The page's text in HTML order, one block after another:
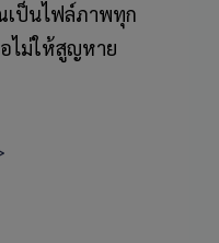
เป็นไฟล์ภาพทุก
ไม่ให้สูญหาย